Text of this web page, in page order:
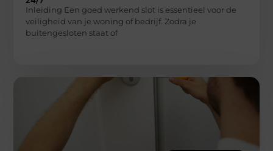
Inleiding Een goed werkend slot is essentieel voor de
veiligheid van je woning of bedrijf. Zodra je
buitengesloten staat of